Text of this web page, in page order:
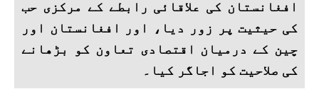
افغانستان کی علاقائی رابطے کے مرکزی حب
کی حیثیت پر زور دیا، اور افغانستان اور
چین کے درمیان اقتصادی تعاون کو بڑھانے
کی صلاحیت کو اجاگر کیا۔